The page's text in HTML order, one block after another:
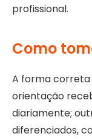
profissional.
Como
A forma correta
orientação
diariamente;
diferenciados,